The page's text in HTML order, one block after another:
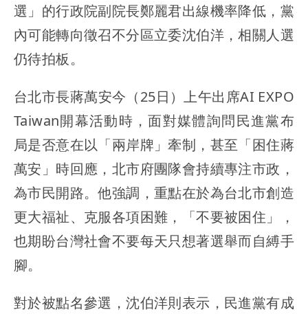
選」的行政院副院長鄭麗君出線機率降低，黨
內可能轉向徵召不分區立委沈伯洋，相關人選
仍待拍板。
台北市長蔣萬安今（25日）上午出席AI EXPO
Taiwan開幕活動時，面對媒體詢問民進黨布
局是否意在以「兩岸牌」牽制，甚至「困住蔣
萬安」時回應，北市府團隊會持續專注市政，
為市民開路。他強調，重點在於為台北市創造
更大福祉、克服各項困難，「不要被困住」，
也期盼台灣社會不要每天只想著選舉而自縛手
腳。
對於被點名參選，沈伯洋則表示，民進黨有成